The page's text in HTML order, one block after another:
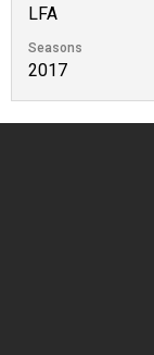
LFA
Seasons
2017